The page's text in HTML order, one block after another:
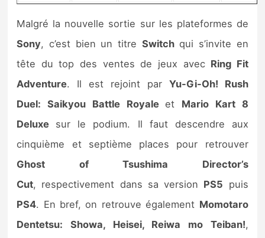
Malgré la nouvelle sortie sur les plateformes de
Sony, c’est bien un titre Switchqui s’invite en
tête du top des ventes de jeux avec Ring Fit
Adventure. Il est rejoint par Yu-Gi-Oh! Rush
Duel: Saikyou Battle Royaleet Mario Kart 8
Deluxe sur le podium. Il faut descendre aux
cinquième et septième places pour retrouver
Ghost of Tsushima Director’s
Cut, respectivement dans sa version PS5 puis
PS4. En bref, on retrouve également Momotaro
Dentetsu: Showa, Heisei, Reiwa mo Teiban!,